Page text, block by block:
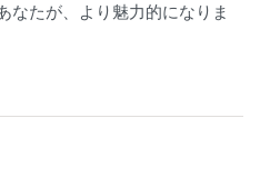
なたが、より魅力的になりま